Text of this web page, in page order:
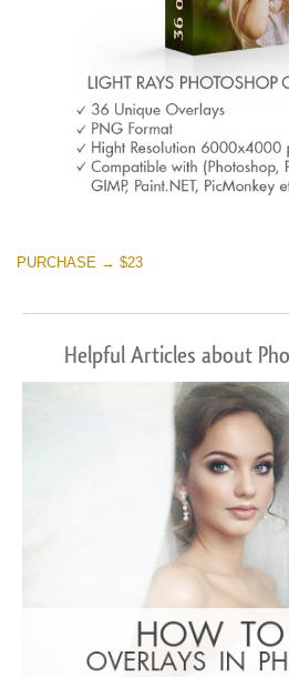
PURCHASE → $23
Helpful Articles about